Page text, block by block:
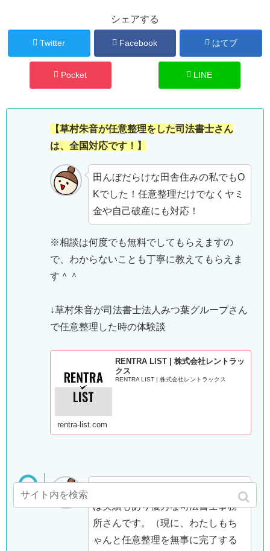
シェアする
Twitter Facebook はてブ
Pocket LINE
【草村朱音が任意整理をした司法書士さん
は、全国対応です！】
田んぼだらけな田舎住みの私でもO
Kでした！任意整理だけでなくヤミ
金や自己破産にも対応！
※相談は何度でも無料でしてもらえますの
で、わからないことも丁寧に教えてもらえま
す＾＾
↓草村朱音が司法書士法人みつ葉グループさん
で任意整理した時の体験談
RENTRA LIST | 株式会社レントラッ
クス
RENTRA LIST | 株式会社レントラックス
rentra-list.com
は実績もあり優秀な司法書士事務
所さんです。（現に、わたしもち
ゃんと任意整理を無事に完了する